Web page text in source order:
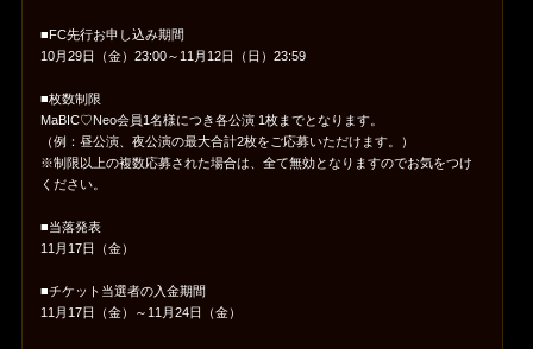
■FC先行お申し込み期間
10月29日（金）23:00～11月12日（日）23:59
■枚数制限
MaBIC♡Neo会員1名様につき各公演 1枚までとなります。
（例：昼公演、夜公演の最大合計2枚をご応募いただけます。）
※制限以上の複数応募された場合は、全て無効となりますのでお気をつけ
ください。
■当落発表
11月17日（金）
■チケット当選者の入金期間
11月17日（金）～11月24日（金）